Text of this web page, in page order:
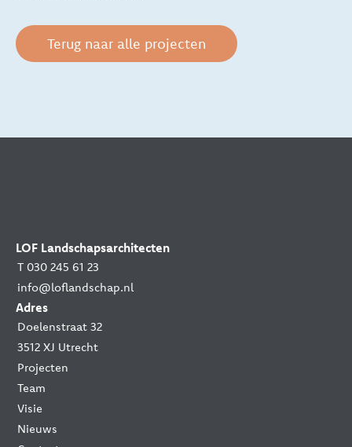
Terug naar alle projecten
LOF Landschapsarchitecten
T 030 245 61 23
info@loflandschap.nl
Adres
Doelenstraat 32
3512 XJ Utrecht
Projecten
Team
Visie
Nieuws